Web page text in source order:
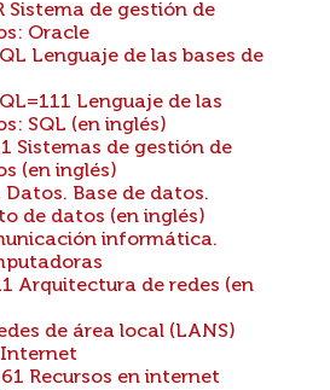
Sistema de gestión de
Oracle
Lenguaje de las bases de
Lenguaje de las
SQL (en inglés)
Sistemas de gestión de
(en inglés)
Datos. Base de datos.
de datos (en inglés)
informática.
Arquitectura de redes (en
de área local (LANS)
Internet
Recursos en internet